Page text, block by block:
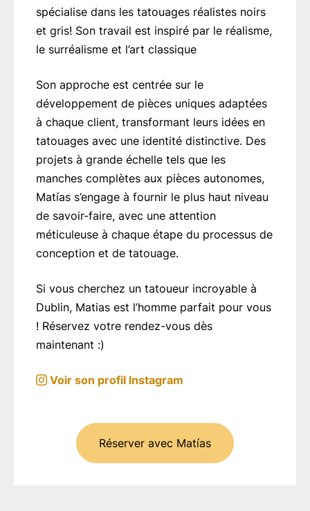
spécialise dans les tatouages réalistes noirs
et gris! Son travail est inspiré par le réalisme,
le surréalisme et l’art classique
Son approche est centrée sur le
développement de pièces uniques adaptées
à chaque client, transformant leurs idées en
tatouages avec une identité distinctive. Des
projets à grande échelle tels que les
manches complètes aux pièces autonomes,
Matías s’engage à fournir le plus haut niveau
de savoir-faire, avec une attention
méticuleuse à chaque étape du processus de
conception et de tatouage.
Si vous cherchez un tatoueur incroyable à
Dublin, Matias est l’homme parfait pour vous
! Réservez votre rendez-vous dès
maintenant :)
Voir son profil Instagram
Réserver avec Matías